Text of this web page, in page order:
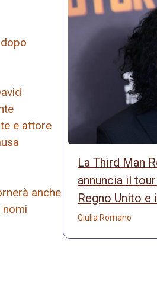
e attore
anche
La Third Man
annuncia il
Regno Unito e
Giulia Romano